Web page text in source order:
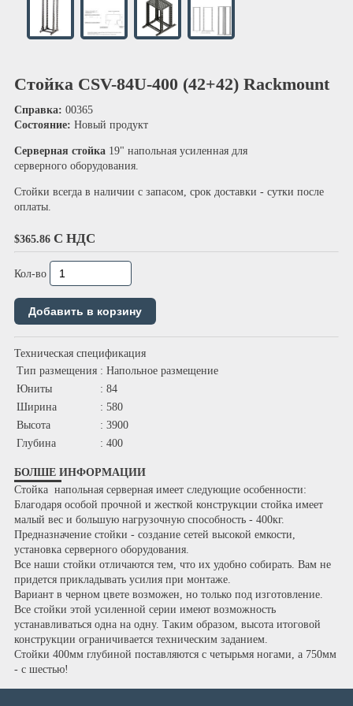
Стойка CSV-84U-400 (42+42) Rackmount
Справка: 00365
Состояние: Новый продукт
Серверная стойка19" напольная усиленная для
серверного оборудования.
Стойки всегда в наличии с запасом, срок доставки - сутки после
оплаты.
$365.86 С НДС
Кол-во
Техническая спецификация
Тип размещения : Напольное размещение
Юниты
: 84
Ширина
: 580
Высота
: 3900
Глубина
: 400
БОЛШЕ ИНФОРМАЦИИ
Стойка напольная серверная имеет следующие особенности:
Благодаря особой прочной и жесткой конструкции стойка имеет
малый вес и большую нагрузочную способность - 400кг.
Предназначение стойки - создание сетей высокой емкости,
установка серверного оборудования.
Все наши стойки отличаются тем, что их удобно собирать. Вам не
придется прикладывать усилия при монтаже.
Вариант в черном цвете возможен, но только под изготовление.
Все стойки этой усиленной серии имеют возможность
устанавливаться одна на одну. Таким образом, высота итоговой
конструкции ограничивается техническим заданием.
Стойки 400мм глубиной поставляются с четырьмя ногами, а 750мм
- с шестью!